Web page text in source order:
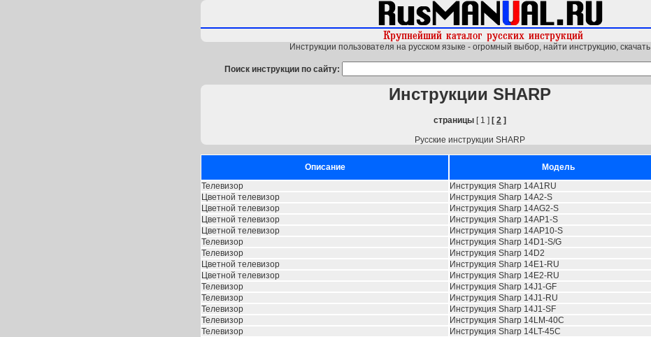
Инструкции пользователя на русском языке - огромный выбор, найти инструкцию, скачать
Поиск инструкции по сайту:
Инструкции SHARP
страницы [ 1 ] [ 2 ]
Русские инструкции SHARP
Описание Модель
Телевизор Инструкция Sharp 14A1RU
Цветной телевизор
Инструкция Sharp 14A2-S
Цветной телевизор
Инструкция Sharp 14AG2-S
Цветной телевизор
Инструкция Sharp 14AP1-S
Цветной телевизор
Инструкция Sharp 14AP10-S
Телевизор
Инструкция Sharp 14D1-S/G
Телевизор
Инструкция Sharp 14D2
Цветной телевизор
Инструкция Sharp 14E1-RU
Цветной телевизор
Инструкция Sharp 14E2-RU
Телевизор
Инструкция Sharp 14J1-GF
Телевизор
Инструкция Sharp 14J1-RU
Телевизор
Инструкция Sharp 14J1-SF
Телевизор
Инструкция Sharp 14LM-40C
Телевизор
Инструкция Sharp 14LT-45C